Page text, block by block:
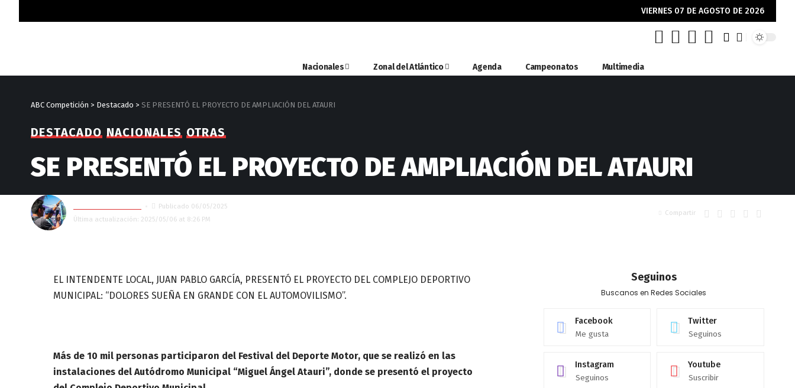
VIERNES 07 DE AGOSTO DE 2026
Nacionales Zonal del Atlántico Agenda Campeonatos Multimedia
ABC Competición > Destacado > SE PRESENTÓ EL PROYECTO DE AMPLIACIÓN DEL ATAURI
DESTACADO NACIONALES OTRAS
SE PRESENTÓ EL PROYECTO DE AMPLIACIÓN DEL ATAURI
Última actualización: 2025/05/06 at 8:26 PM
Publicado 06/05/2025
Compartir
EL INTENDENTE LOCAL, JUAN PABLO GARCÍA, PRESENTÓ EL PROYECTO DEL COMPLEJO DEPORTIVO
MUNICIPAL: “DOLORES SUEÑA EN GRANDE CON EL AUTOMOVILISMO”.
Más de 10 mil personas participaron del Festival del Deporte Motor, que se realizó en las
instalaciones del Autódromo Municipal “Miguel Ángel Atauri”, donde se presentó el proyecto
Seguinos
Buscanos en Redes Sociales
Facebook
Me gusta
Twitter
Seguinos
Instagram
Seguinos
Youtube
Suscribir